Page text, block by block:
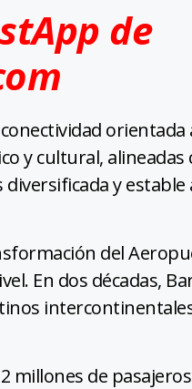
de
orientada
y cultural, alineadas
y estable
del
En dos décadas,
millones de